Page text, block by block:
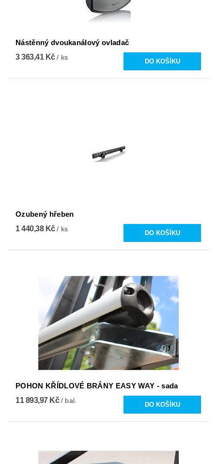
Nástěnný dvoukanálový ovladač
3 363,41 Kč/ ks
Ozubený hřeben
1 440,38 Kč/ ks
POHON KŘÍDLOVÉ BRÁNY EASY WAY - sada
11 893,97 Kč/ bal.